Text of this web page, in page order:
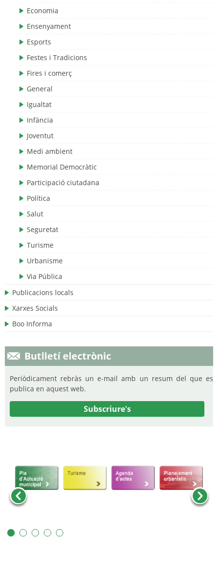
Economia
Ensenyament
Esports
Festes i Tradicions
Fires i comerç
General
Igualtat
Infància
Joventut
Medi ambient
Memorial Democràtic
Participació ciutadana
Política
Salut
Seguretat
Turisme
Urbanisme
Via Pública
Publicacions locals
Xarxes Socials
Boo Informa
Butlletí electrònic
Periòdicament rebràs un e-mail amb un resum del que es
publica en aquest web.
Subscriure's